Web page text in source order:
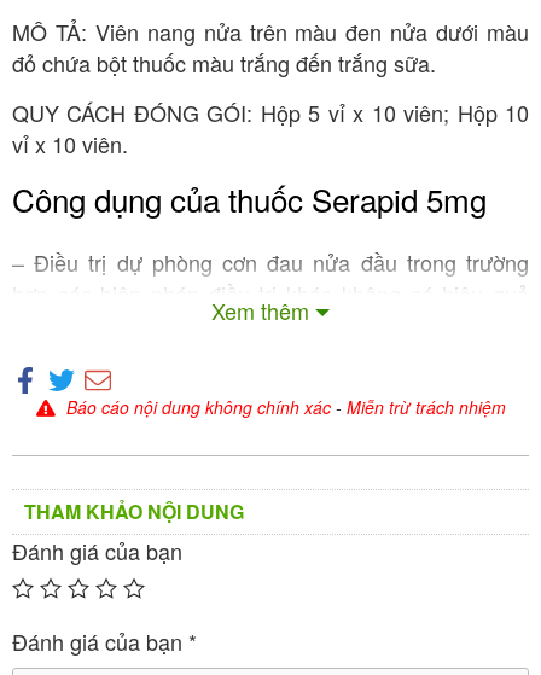
MÔ TẢ: Viên nang nửa trên màu đen nửa dưới màu
đỏ chứa bột thuốc màu trắng đến trắng sữa.
QUY CÁCH ĐÓNG GÓI: Hộp 5 vỉ x 10 viên; Hộp 10
vỉ x 10 viên.
Công dụng của thuốc Serapid 5mg
Xem thêm
– Điều trị dự phòng cơn đau nửa đầu trong trường
hợp các biện pháp điều trị khác không có hiệu quả
Cách dùng – liều dùng của thuốc
Serapid 5mg
Người lớn ≤ 65 tuổi và người cao tuổi (> 65 tuổi):
– 5 mg/ngày , uống vào buổi tối, duy trì trong 4 đến 8
tuần.
chứng trầm cảm, ngoại tháp hay các biến cố bất lợi
Báo cáo nội dung không chính xác- Miễn trừ trách nhiệm
THAM KHẢO NỘI DUNG
Đánh giá của bạn
Đánh giá của bạn *